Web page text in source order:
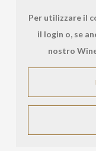
Per utilizzare il
il login o, se
nostro